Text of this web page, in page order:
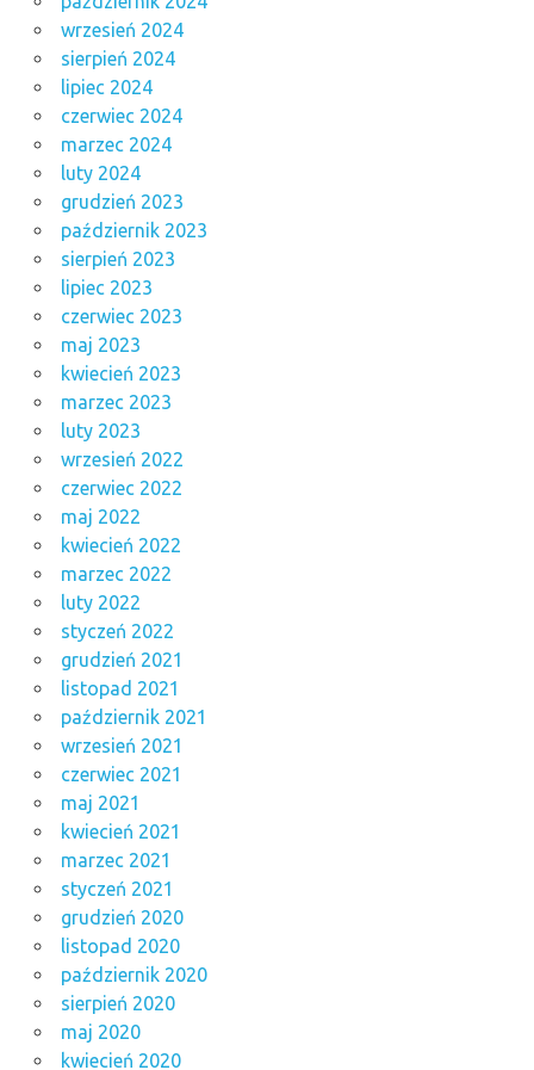
wrzesień 2024
sierpień 2024
lipiec 2024
czerwiec 2024
marzec 2024
luty 2024
grudzień 2023
październik 2023
sierpień 2023
lipiec 2023
czerwiec 2023
maj 2023
kwiecień 2023
marzec 2023
luty 2023
wrzesień 2022
czerwiec 2022
maj 2022
kwiecień 2022
marzec 2022
luty 2022
styczeń 2022
grudzień 2021
listopad 2021
październik 2021
wrzesień 2021
czerwiec 2021
maj 2021
kwiecień 2021
marzec 2021
styczeń 2021
grudzień 2020
listopad 2020
październik 2020
sierpień 2020
maj 2020
kwiecień 2020